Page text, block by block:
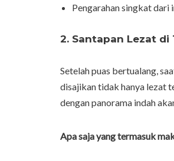
Pengarahan singkat
2. Santapan Lezat di
Setelah puas bertualang,
disajikan tidak hanya lezat
dengan panorama indah
Apa saja yang termasuk